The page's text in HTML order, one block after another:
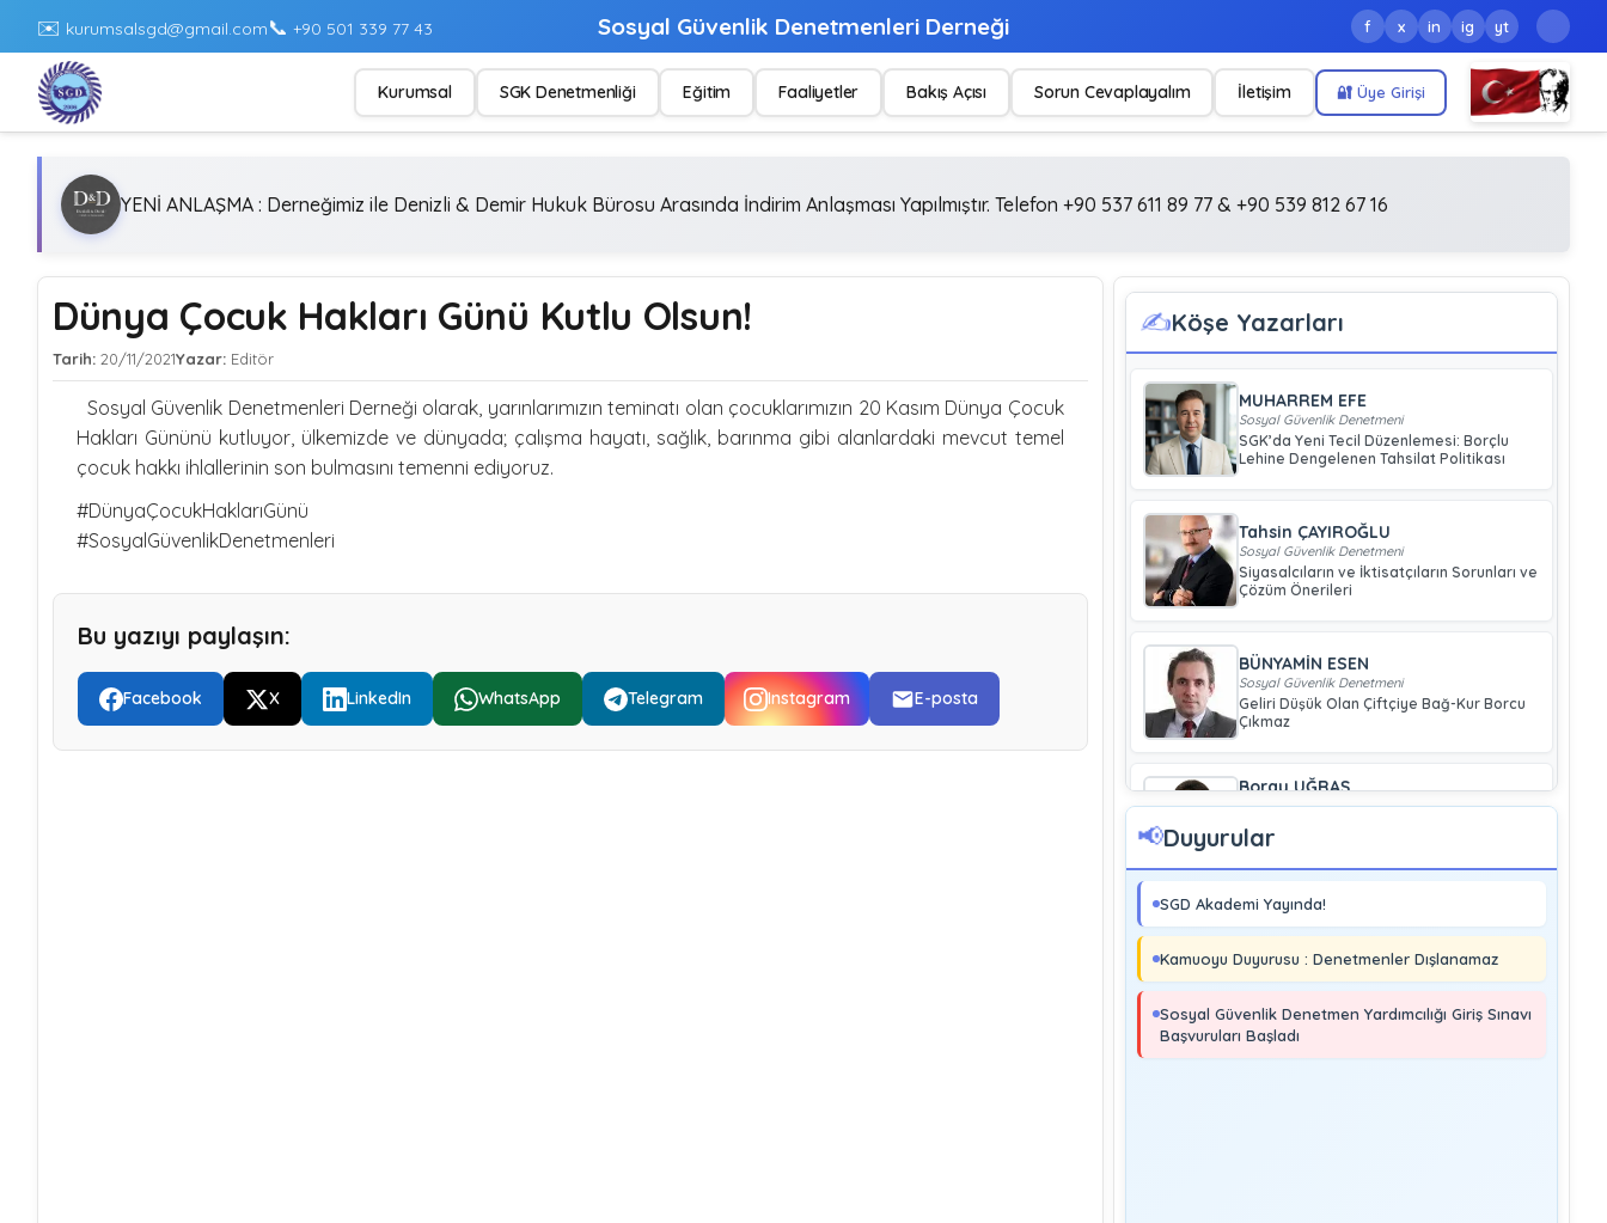
✉️ kurumsalsgd@gmail.com📞 +90 501 339 77 43 Sosyal Güvenlik Denetmenleri Derneği f x in ig yt
Kurumsal SGK Denetmenliği Eğitim Faaliyetler Bakış Açısı Sorun Cevaplayalım İletişim 🔐 Üye Girişi
YENİ ANLAŞMA : Derneğimiz ile Denizli & Demir Hukuk Bürosu Arasında İndirim Anlaşması Yapılmıştır. Telefon +90 537 611 89 77 & +90 539 812 67 16
Dünya Çocuk Hakları Günü Kutlu Olsun!
Tarih: 20/11/2021Yazar: Editör
Sosyal Güvenlik Denetmenleri Derneği olarak, yarınlarımızın teminatı olan çocuklarımızın 20 Kasım Dünya Çocuk
Hakları Gününü kutluyor, ülkemizde ve dünyada; çalışma hayatı, sağlık, barınma gibi alanlardaki mevcut temel
çocuk hakkı ihlallerinin son bulmasını temenni ediyoruz.
#DünyaÇocukHaklarıGünü
#SosyalGüvenlikDenetmenleri
Bu yazıyı paylaşın:
Facebook X LinkedIn WhatsApp Telegram Instagram E-posta
✍️Köşe Yazarları
MUHARREM EFE
Sosyal Güvenlik Denetmeni
SGK’da Yeni Tecil Düzenlemesi: Borçlu
Lehine Dengelenen Tahsilat Politikası
Tahsin ÇAYIROĞLU
Sosyal Güvenlik Denetmeni
Siyasalcıların ve İktisatçıların Sorunları ve
Çözüm Önerileri
BÜNYAMİN ESEN
Sosyal Güvenlik Denetmeni
Geliri Düşük Olan Çiftçiye Bağ-Kur Borcu
Çıkmaz
Boray UĞRAŞ
Sosyal Güvenlik Denetmeni
Soma ve Ermenek’te Meydana Gelen
Kazalar Büyük Endüstriyel Kaza
MURAT ÇİMEN
Kayıt Dışı İstihdamla Mücadeleye Farklı
Bir Yaklaşım
📢Duyurular
SGD Akademi Yayında!
Kamuoyu Duyurusu : Denetmenler Dışlanamaz
Sosyal Güvenlik Denetmen Yardımcılığı Giriş Sınavı
Başvuruları Başladı